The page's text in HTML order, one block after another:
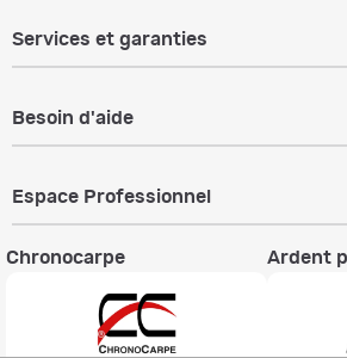
Services et garanties
Besoin d'aide
Espace Professionnel
Chronocarpe Ardent